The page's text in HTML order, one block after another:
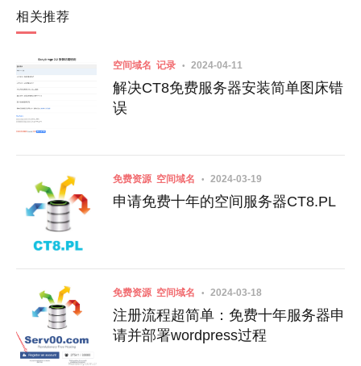
相关推荐
空间域名 记录 2024-04-11
解决CT8免费服务器安装简单图床错
误
免费资源 空间域名 2024-03-19
申请免费十年的空间服务器CT8.PL
免费资源 空间域名 2024-03-18
注册流程超简单：免费十年服务器申
请并部署wordpress过程